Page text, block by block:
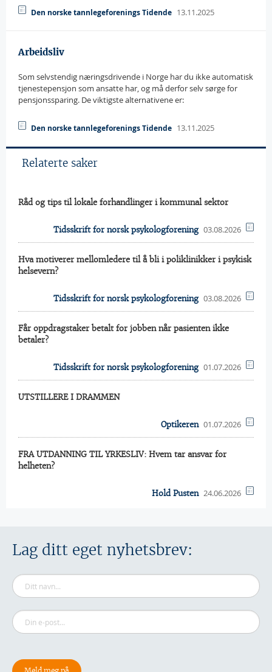
Den norske tannlegeforenings Tidende 13.11.2025
Arbeidsliv
Som selvstendig næringsdrivende i Norge har du ikke automatisk
tjenestepensjon som ansatte har, og må derfor selv sørge for
pensjonssparing. De viktigste alternativene er:
Den norske tannlegeforenings Tidende 13.11.2025
Relaterte saker
Råd og tips til lokale forhandlinger i kommunal sektor
Tidsskrift for norsk psykologforening 03.08.2026
Hva motiverer mellomledere til å bli i poliklinikker i psykisk
helsevern?
Tidsskrift for norsk psykologforening 03.08.2026
Får oppdragstaker betalt for jobben når pasienten ikke
betaler?
Tidsskrift for norsk psykologforening 01.07.2026
UTSTILLERE I DRAMMEN
Optikeren 01.07.2026
FRA UTDANNING TIL YRKESLIV: Hvem tar ansvar for
helheten?
Hold Pusten 24.06.2026
Lag ditt eget nyhetsbrev: